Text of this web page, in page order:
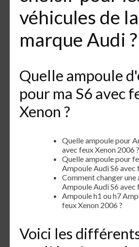
véhicules de la
marque Audi ?
Quelle ampoule
pour ma S6 avec
Xenon ?
Quelle ampoule pour
avec feux Xenon 2006 ?
Quelle ampoule pour
Ampoule Audi S6 avec
Comment changer une
Ampoule Audi S6 avec
Ampoule h1 ou h7
feux Xenon 2006 ?
Voici les